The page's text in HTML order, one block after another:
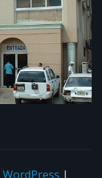
WordPress |